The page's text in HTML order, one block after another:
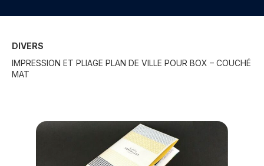
DIVERS
IMPRESSION ET PLIAGE PLAN DE VILLE POUR BOX – COUCHÉ
MAT